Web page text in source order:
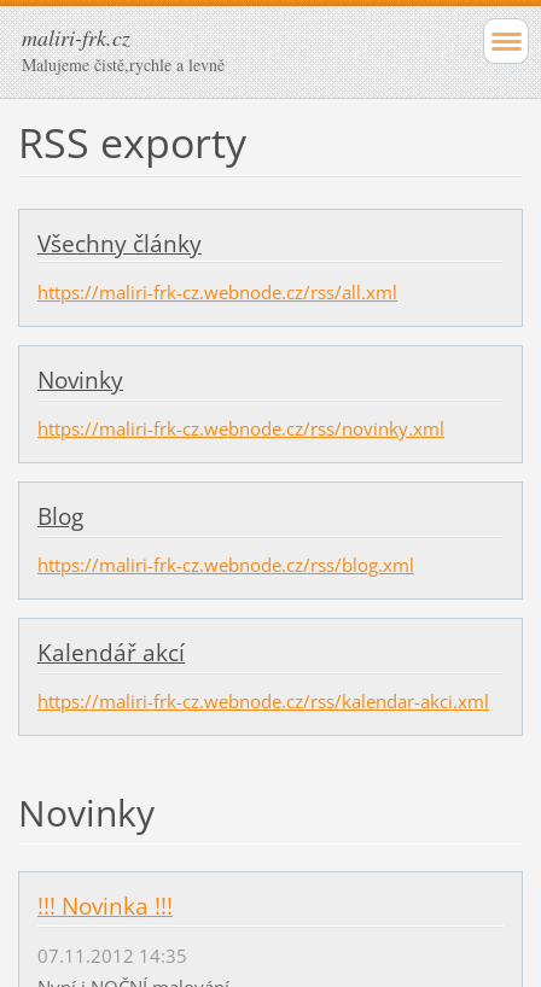
maliri-frk.cz
Malujeme čistě,rychle a levně
RSS exporty
Všechny články
https://maliri-frk-cz.webnode.cz/rss/all.xml
Novinky
https://maliri-frk-cz.webnode.cz/rss/novinky.xml
Blog
https://maliri-frk-cz.webnode.cz/rss/blog.xml
Kalendář akcí
https://maliri-frk-cz.webnode.cz/rss/kalendar-akci.xml
Novinky
!!! Novinka !!!
07.11.2012 14:35